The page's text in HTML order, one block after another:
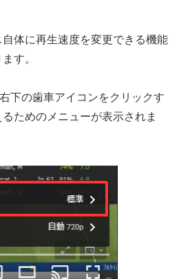
体に再生速度を変更できる機能
す。
下の歯車アイコンをクリックす
ためのメニューが表示されま